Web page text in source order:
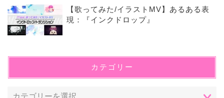
【歌ってみた/イラストMV】あるある表
現：『インクドロップ』
カテゴリー